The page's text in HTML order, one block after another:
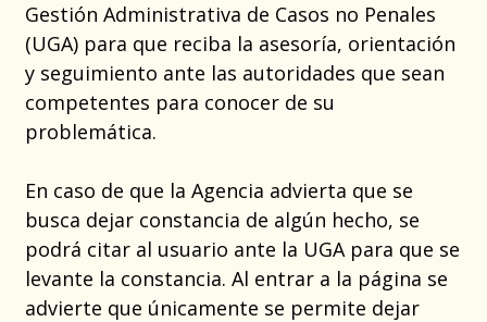
Gestión Administrativa de Casos no Penales
(UGA) para que reciba la asesoría, orientación
y seguimiento ante las autoridades que sean
competentes para conocer de su
problemática.
En caso de que la Agencia advierta que se
busca dejar constancia de algún hecho, se
podrá citar al usuario ante la UGA para que se
levante la constancia. Al entrar a la página se
advierte que únicamente se permite dejar